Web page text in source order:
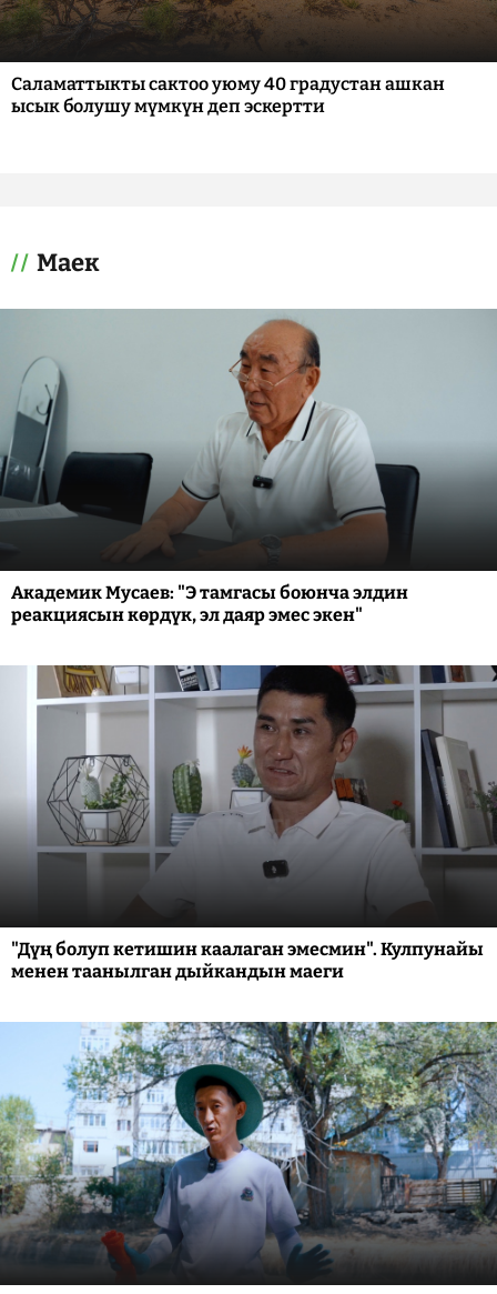
Саламаттыкты сактоо уюму 40 градустан ашкан
ысык болушу мүмкүн деп эскертти
Маек
Академик Мусаев: "Э тамгасы боюнча элдин
реакциясын көрдүк, эл даяр эмес экен"
"Дүң болуп кетишин каалаган эмесмин". Кулпунайы
менен таанылган дыйкандын маеги